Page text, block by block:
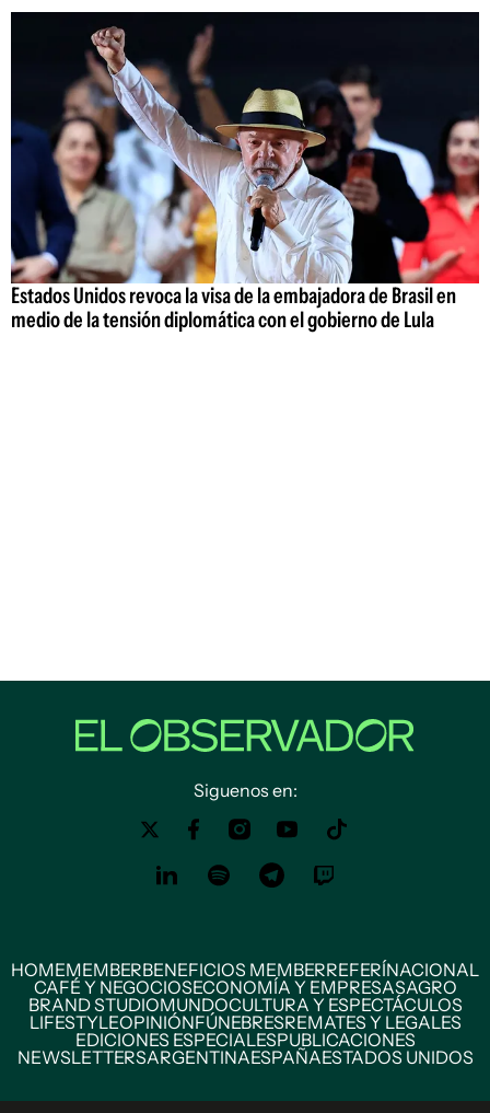
Estados Unidos revoca la visa de la embajadora de Brasil en
medio de la tensión diplomática con el gobierno de Lula
Siguenos en:
HOMEMEMBERBENEFICIOS MEMBERREFERÍNACIONAL
CAFÉ Y NEGOCIOSECONOMÍA Y EMPRESASAGRO
BRAND STUDIOMUNDOCULTURA Y ESPECTÁCULOS
LIFESTYLEOPINIÓNFÚNEBRESREMATES Y LEGALES
EDICIONES ESPECIALESPUBLICACIONES
NEWSLETTERSARGENTINAESPAÑAESTADOS UNIDOS